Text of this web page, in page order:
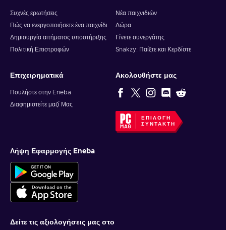
Συχνές ερωτήσεις
Πώς να ενεργοποιήσετε ένα παιχνίδι
Δημιουργία αιτήματος υποστήριξης
Πολιτική Επιστροφών
Νέα παιχνιδιών
Δώρα
Γίνετε συνεργάτης
Snakzy: Παίξτε και Κερδίστε
Επιχειρηματικά
Πουλήστε στην Eneba
Διαφημιστείτε μαζί Μας
Ακολουθήστε μας
ΕΠΙΛΟΓΉ
ΣΥΝΤΆΚΤΗ
Λήψη Εφαρμογής Eneba
Δείτε τις αξιολογήσεις μας στο